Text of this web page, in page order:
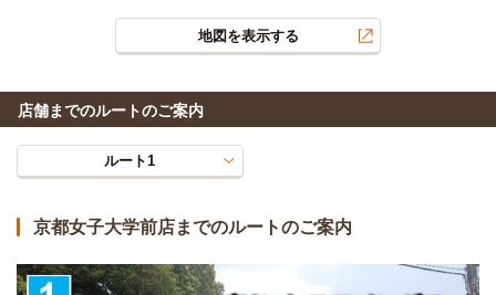
地図を表示する
店舗までのルートのご案内
ルート1
京都女子大学前店までのルートのご案内